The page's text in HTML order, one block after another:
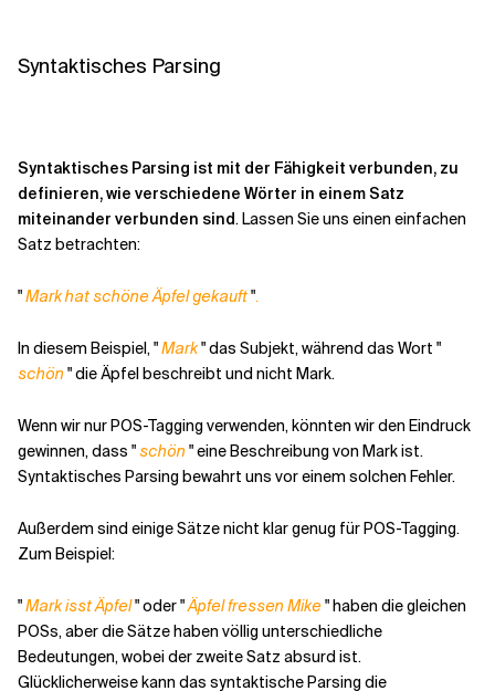
Syntaktisches Parsing
Syntaktisches Parsing ist mit der Fähigkeit verbunden, zu
definieren, wie verschiedene Wörter in einem Satz
miteinander verbunden sind. Lassen Sie uns einen einfachen
Satz betrachten:
"Mark hat schöne Äpfel gekauft".
In diesem Beispiel, "Mark" das Subjekt, während das Wort "
schön " die Äpfel beschreibt und nicht Mark.
Wenn wir nur POS-Tagging verwenden, könnten wir den Eindruck
gewinnen, dass "schön " eine Beschreibung von Mark ist.
Syntaktisches Parsing bewahrt uns vor einem solchen Fehler.
Außerdem sind einige Sätze nicht klar genug für POS-Tagging.
Zum Beispiel:
"Mark isst Äpfel" oder "Äpfel fressen Mike" haben die gleichen
POSs, aber die Sätze haben völlig unterschiedliche
Bedeutungen, wobei der zweite Satz absurd ist.
Glücklicherweise kann das syntaktische Parsing die